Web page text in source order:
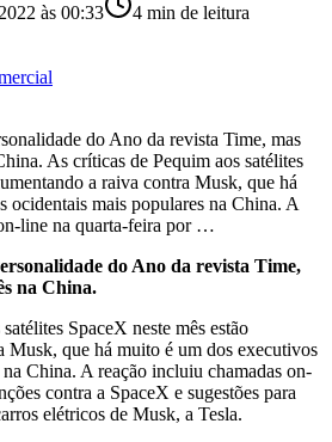
às 00:33 4 min de leitura
do Ano da revista Time, mas
As críticas de Pequim aos satélites
a raiva contra Musk, que há
ocidentais mais populares na China. A
line na quarta-feira por …
do Ano da revista Time,
na China.
SpaceX neste mês estão
Musk, que há muito é um dos executivos
China. A reação incluiu chamadas on-
contra a SpaceX e sugestões para
elétricos de Musk, a Tesla.